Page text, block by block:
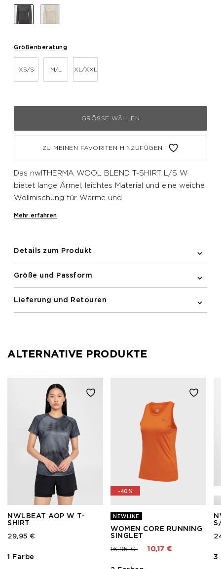
Größenberatung
XS/S M/L XL/XXL
GRÖSSE WÄHLEN
ZU MEINEN FAVORITEN HINZUFÜGEN
Das nwlTHERMA WOOL BLEND T-SHIRT L/S W
bietet lange Ärmel, leichtes Material und eine weiche
Wollmischung für Wärme und
Mehr erfahren
Details zum Produkt
Größe und Passform
Lieferung und Retouren
ALTERNATIVE PRODUKTE
NWLBEAT AOP W T-
SHIRT
29,95 €
1 Farbe
-40%
NEWLINE
WOMEN CORE RUNNING
SINGLET
Preis reduziert von
16,95 €bis 10,17 €
3